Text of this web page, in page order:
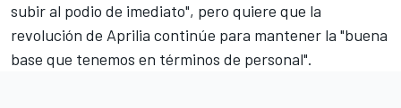
subir al podio de imediato", pero quiere que la
revolución de Aprilia continúe para mantener la "buena
base que tenemos en términos de personal".